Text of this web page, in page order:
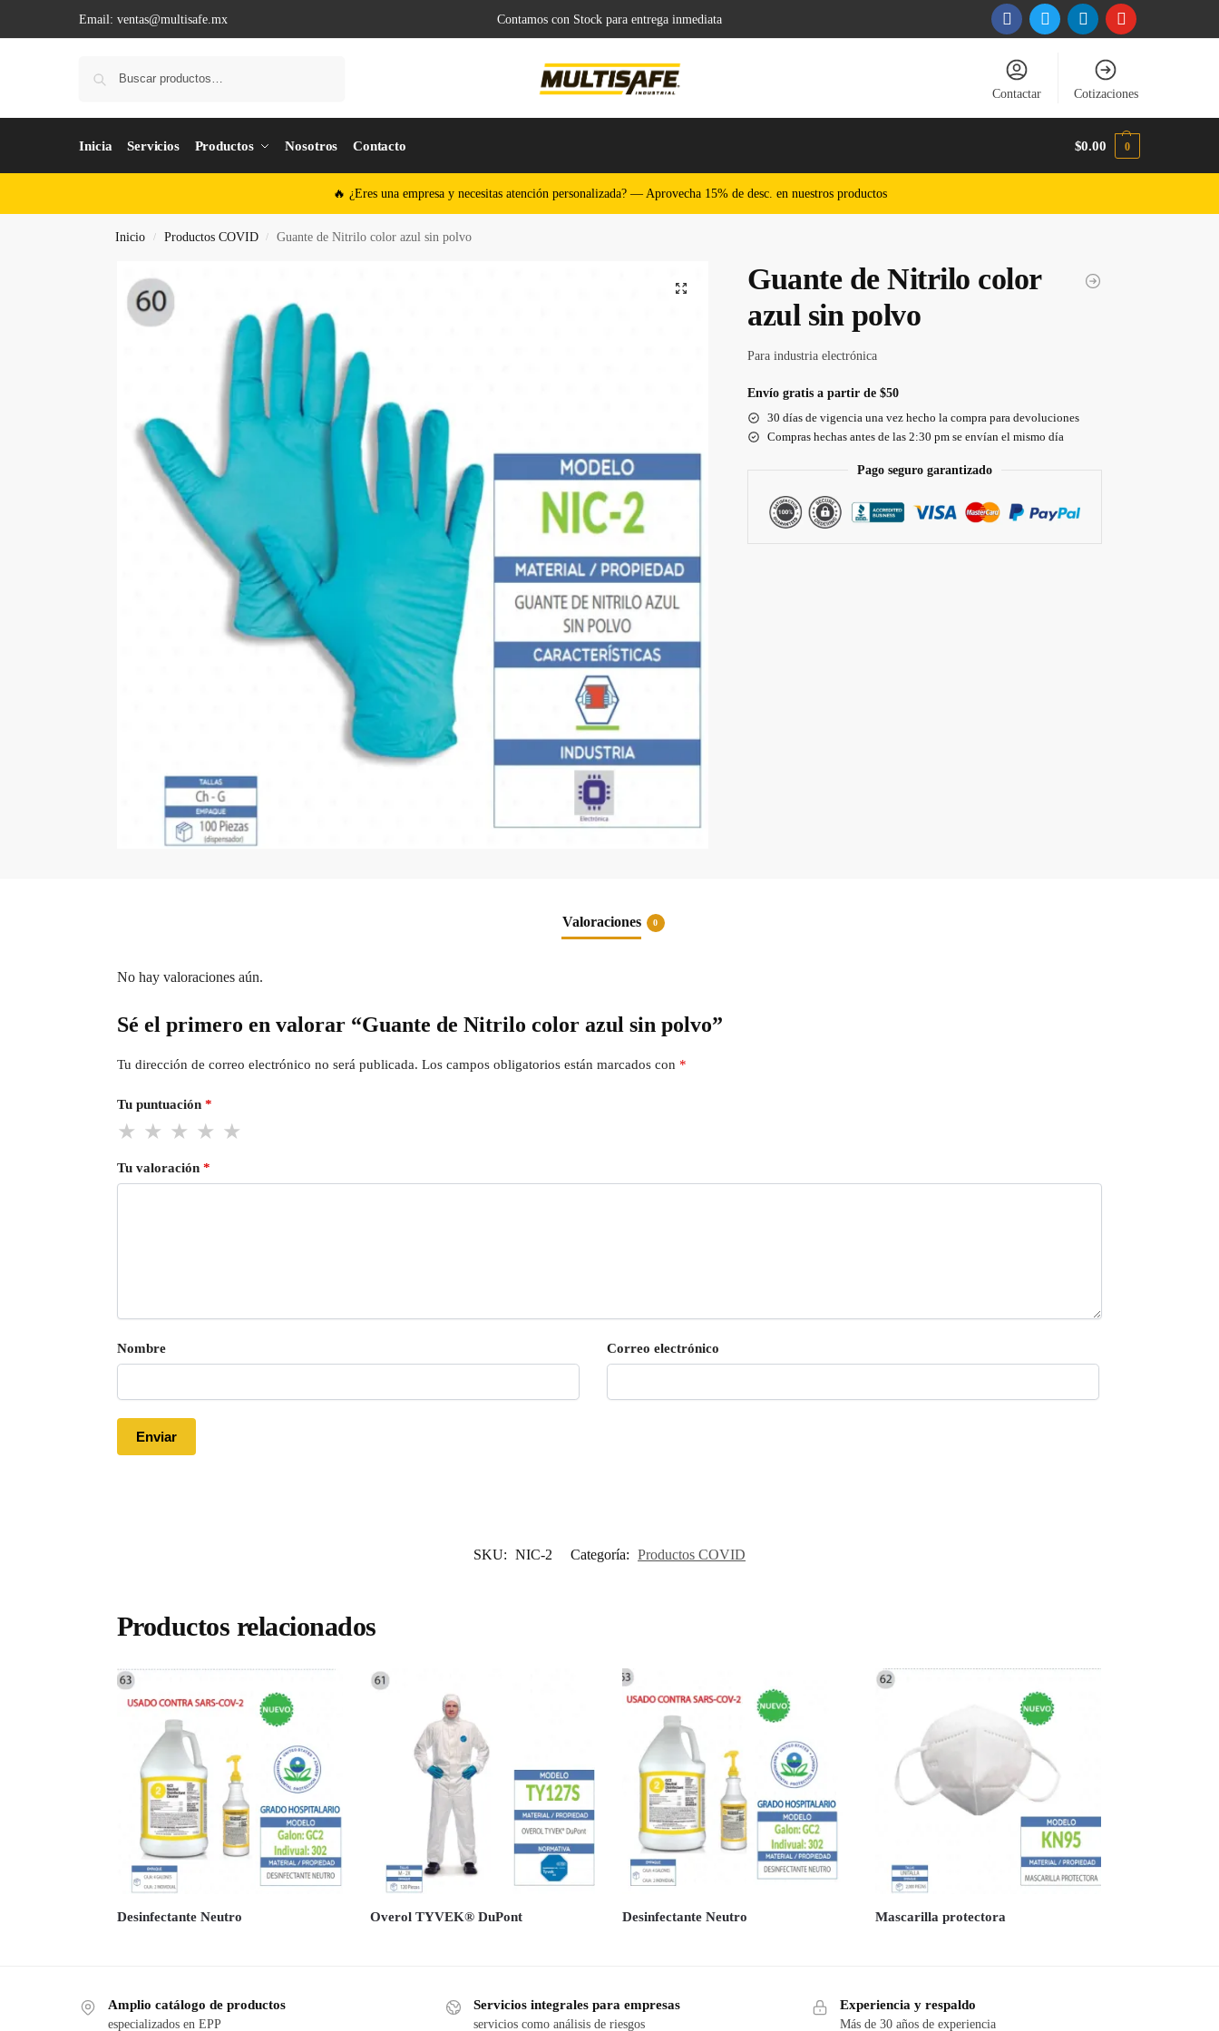
Email: ventas@multisafe.mx Contamos con Stock para entrega inmediata
Contactar Cotizaciones
Inicia Servicios Productos Nosotros Contacto $0.00 0
🔥 ¿Eres una empresa y necesitas atención personalizada? — Aprovecha 15% de desc. en nuestros productos
Inicio / Productos COVID / Guante de Nitrilo color azul sin polvo
Guante de Nitrilo color
azul sin polvo
Para industria electrónica
Envío gratis a partir de $50
30 días de vigencia una vez hecho la compra para devoluciones
Compras hechas antes de las 2:30 pm se envían el mismo día
Pago seguro garantizado
Valoraciones 0
No hay valoraciones aún.
Sé el primero en valorar “Guante de Nitrilo color azul sin polvo”
Tu dirección de correo electrónico no será publicada. Los campos obligatorios están marcados con *
Tu puntuación *
Tu valoración *
Nombre Correo electrónico
SKU: NIC-2 Categoría: Productos COVID
Productos relacionados
Desinfectante Neutro Overol TYVEK® DuPont Desinfectante Neutro Mascarilla protectora
Amplio catálogo de productos
especializados en EPP
Servicios integrales para empresas
servicios como análisis de riesgos
Experiencia y respaldo
Más de 30 años de experiencia